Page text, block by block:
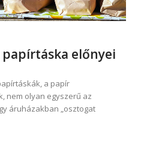
előnyei
a papír
nem olyan egyszerű az
áruházakban „osztogat